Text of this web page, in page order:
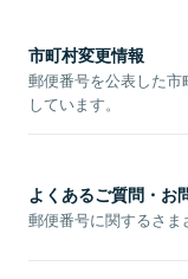
市町村変更情報
郵便番号を公表した
しています。
よくあるご質問・お
郵便番号に関するさま